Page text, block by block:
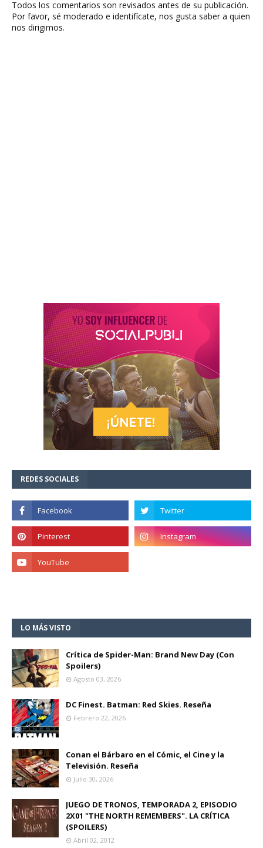
Todos los comentarios son revisados antes de su publicación.
Por favor, sé moderado e identifícate, nos gusta saber a quien
nos dirigimos.
REDES SOCIALES
LO MÁS VISTO
Crítica de Spider-Man: Brand New Day (Con
Spoilers)
Agosto 03, 2026
DC Finest. Batman: Red Skies. Reseña
Febrero 22, 2026
Conan el Bárbaro en el Cómic, el Cine y la
Televisión. Reseña
Julio 30, 2026
JUEGO DE TRONOS, TEMPORADA 2, EPISODIO
2X01 "THE NORTH REMEMBERS". LA CRÍTICA
(SPOILERS)
Abril 02, 2012